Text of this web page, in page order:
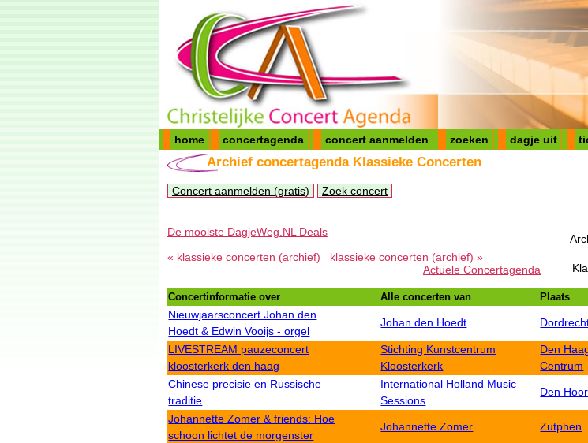
home concertagenda concert aanmelden zoeken dagje uit
Archief concertagenda Klassieke Concerten
Concert aanmelden (gratis) Zoek concert
De mooiste DagjeWeg.NL Deals
« klassieke concerten (archief)
klassieke concerten (archief) »
Actuele Concertagenda
Concertinformatie over Alle concerten van Plaats
Nieuwjaarsconcert Johan den
Hoedt & Edwin Vooijs - orgel
Johan den Hoedt
LIVESTREAM pauzeconcert
kloosterkerk den haag
Stichting Kunstcentrum
Kloosterkerk
Den
Centrum
Chinese precisie en Russische
traditie
International Holland Music
Sessions
Den
Johannette Zomer & friends: Hoe
schoon lichtet de morgenster
Johannette Zomer Zutphen